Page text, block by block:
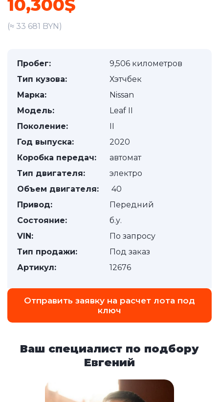
10,300$
(≈ 33 681 BYN)
Пробег:
9,506 километров
Тип кузова:
Хэтчбек
Марка:
Nissan
Модель:
Leaf II
Поколение:
II
Год выпуска:
2020
Коробка передач:
автомат
Тип двигателя:
электро
Объем двигателя:
40
Привод:
Передний
Состояние:
б.у.
VIN:
По запросу
Тип продажи:
Под заказ
Артикул:
12676
Отправить заявку на расчет лота под
ключ
Ваш специалист по подбору
Евгений